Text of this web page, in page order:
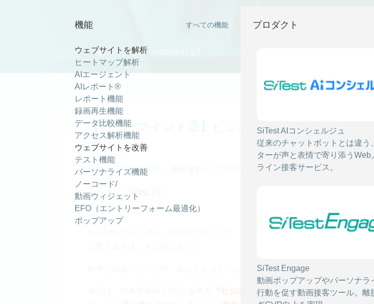
機能 すべての機能
ウェブサイトを解析
ヒートマップ解析
AIエージェント
AIレポート®
レポート機能
録画再生機能
データ比較機能
アクセス解析機能
ウェブサイトを改善
テスト機能
パーソナライズ機能
ノーコード/
動画ウィジェット
EFO（エントリーフォーム最適化）
ポップアップ
プロダクト
SiTest AIコンシェルジュ
従来のチャットボットとは違う
ターが声と表情で寄り添うWeb
ライン接客サービス。
SiTest Engage
動画ポップアップやパーソナラ
行動を促す動画接客ツール。離
 ＞ ブログ
【パワーマインド③】ビジネス上で怒りをパワーに
法
公開日：2020/11/27 最終更新日：2021/06/02
カテゴリ - SiTest TV
YouTube チャンネル「SiTest TV」にて、『【パワーマインド③】ビジネス上
相手と口論になった時、みなさんはどのように対応していますか？
『ビジネス上で怒りをパワーに変える方法